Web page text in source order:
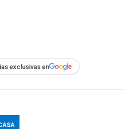
exclusivas en